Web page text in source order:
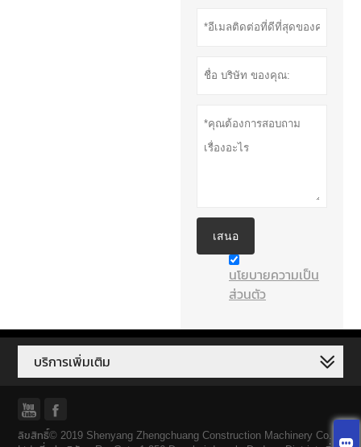

เสนอ
นโยบายความเป็น
ส่วนตัว
บริการเพิ่มเติม
 
ลิขสิทธิ์© 2019 Shenyang Zhengchuang Construction Machinery Co. ,